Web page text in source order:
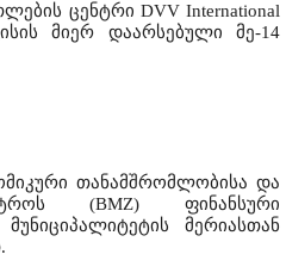
ცენტრი DVV International
მიერ დაარსებული მე-14
თანამშრომლობისა და
(BMZ) ფინანსური
მერიასთან